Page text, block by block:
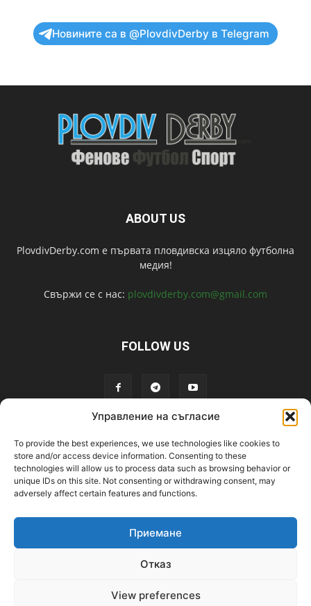
Управление на съгласие
To provide the best experiences, we use technologies like cookies to
store and/or access device information. Consenting to these
technologies will allow us to process data such as browsing behavior or
unique IDs on this site. Not consenting or withdrawing consent, may
adversely affect certain features and functions.
Приемане
Отказ
View preferences
Новините са в @PlovdivDerby в Telegram
ABOUT US
PlovdivDerby.com е първата пловдивска изцяло футболна
медия!
Свържи се с нас: plovdivderby.com@gmail.com
FOLLOW US